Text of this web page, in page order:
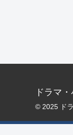
ドラマ
© 2025 ド